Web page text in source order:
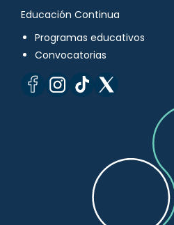
Educación Continua
Programas educativos
Convocatorias